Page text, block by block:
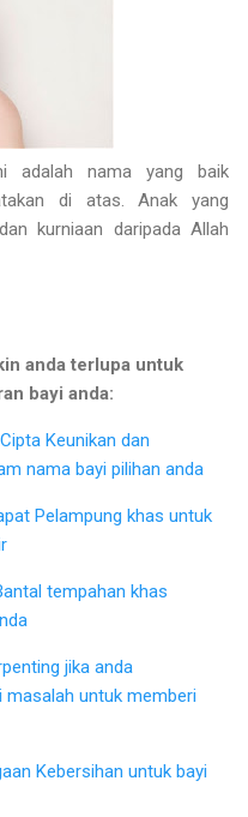
adalah nama yang baik
di atas. Anak yang
kurniaan daripada Allah
anda terlupa untuk
bayi anda:
Keunikan dan
nama bayi pilihan anda
Pelampung khas untuk
tempahan khas
jika anda
masalah untuk memberi
Kebersihan untuk bayi